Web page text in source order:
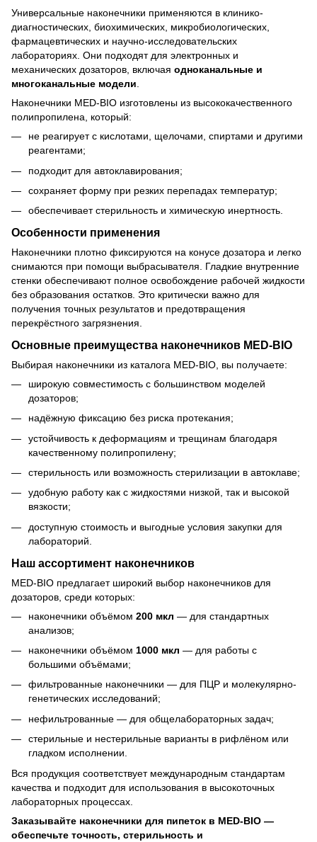
Универсальные наконечники применяются в клинико-
диагностических, биохимических, микробиологических,
фармацевтических и научно-исследовательских
лабораториях. Они подходят для электронных и
механических дозаторов, включая одноканальные и
многоканальные модели
Наконечники MED-BIO изготовлены из высококачественного
полипропилена, который:
не реагирует с кислотами, щелочами, спиртами и другими
реагентами;
подходит для автоклавирования;
сохраняет форму при резких перепадах температур;
обеспечивает стерильность и химическую инертность.
Особенности применения
Наконечники плотно фиксируются на конусе дозатора и легко
снимаются при помощи выбрасывателя. Гладкие внутренние
стенки обеспечивают полное освобождение рабочей жидкости
без образования остатков. Это критически важно для
получения точных результатов и предотвращения
перекрёстного загрязнения.
Основные преимущества наконечников MED-BIO
Выбирая наконечники из каталога MED-BIO, вы получаете:
широкую совместимость с большинством моделей
дозаторов;
надёжную фиксацию без риска протекания;
устойчивость к деформациям и трещинам благодаря
качественному полипропилену;
стерильность или возможность стерилизации в автоклаве;
удобную работу как с жидкостями низкой, так и высокой
вязкости;
доступную стоимость и выгодные условия закупки для
лабораторий.
Наш ассортимент наконечников
MED-BIO предлагает широкий выбор наконечников для
дозаторов, среди которых:
наконечники объёмом 200 мкл — для стандартных
анализов;
наконечники объёмом 1000 мкл — для работы с
большими объёмами;
фильтрованные наконечники — для ПЦР и молекулярно-
генетических исследований;
нефильтрованные — для общелабораторных задач;
стерильные и нестерильные варианты в рифлёном или
гладком исполнении.
Вся продукция соответствует международным стандартам
качества и подходит для использования в высокоточных
лабораторных процессах.
Заказывайте наконечники для пипеток в MED-BIO —
обеспечьте точность, стерильность и